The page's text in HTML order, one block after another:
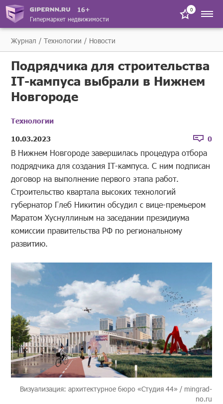
16+
Гипермаркет недвижимости
0
Журнал Технологии Новости
Подрядчика для строительства
IT-кампуса выбрали в Нижнем
Новгороде
Технологии
10.03.2023
0
В Нижнем Новгороде завершилась процедура отбора
подрядчика для создания IT-кампуса. С ним подписан
договор на выполнение первого этапа работ.
Строительство квартала высоких технологий
губернатор Глеб Никитин обсудил с вице-премьером
Маратом Хуснуллиным на заседании президиума
комиссии правительства РФ по региональному
развитию.
Визуализация: архитектурное бюро «Студия 44» / mingrad-
no.ru